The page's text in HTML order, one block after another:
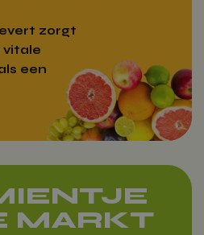
zorgt
een
MARKT